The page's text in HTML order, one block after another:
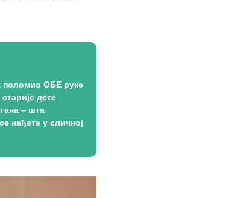
поломио ОБЕ руке
дете
– шта
нађете у сличној